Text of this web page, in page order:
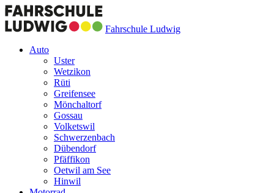
Fahrschule Ludwig
Auto
Uster
Wetzikon
Rüti
Greifensee
Mönchaltorf
Gossau
Volketswil
Schwerzenbach
Dübendorf
Pfäffikon
Oetwil am See
Hinwil